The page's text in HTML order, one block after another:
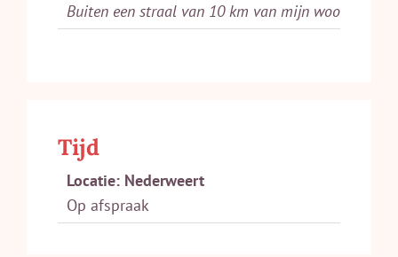
Buiten een straal van 10 km van mijn woonplaats
Tijd
Locatie: Nederweert
Op afspraak